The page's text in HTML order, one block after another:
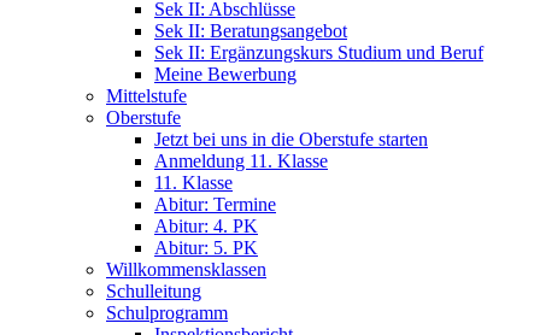
Sek II: Abschlüsse
Sek II: Beratungsangebot
Sek II: Ergänzungskurs Studium und Beruf
Meine Bewerbung
Mittelstufe
Oberstufe
Jetzt bei uns in die Oberstufe starten
Anmeldung 11. Klasse
11. Klasse
Abitur: Termine
Abitur: 4. PK
Abitur: 5. PK
Willkommensklassen
Schulleitung
Schulprogramm